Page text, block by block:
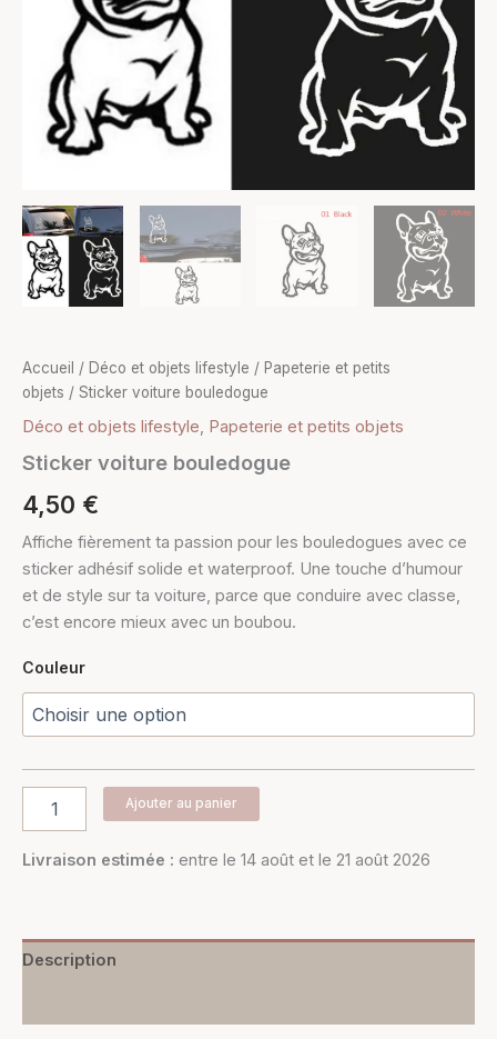
Accueil / Déco et objets lifestyle / Papeterie et petits
objets / Sticker voiture bouledogue
Déco et objets lifestyle, Papeterie et petits objets
Sticker voiture bouledogue
4,50 €
Affiche fièrement ta passion pour les bouledogues avec ce
sticker adhésif solide et waterproof. Une touche d’humour
et de style sur ta voiture, parce que conduire avec classe,
c’est encore mieux avec un boubou.
Couleur
Ajouter au panier
Livraison estimée : entre le 14 août et le 21 août 2026
Description